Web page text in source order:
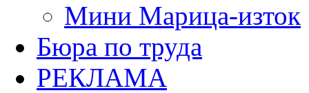
Мини Марица-изток
Бюра по труда
РЕКЛАМА